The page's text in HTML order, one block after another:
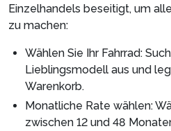
Einzelhandels beseitigt, um
zu machen:
Wählen Sie Ihr Fahrrad:
Lieblingsmodell aus und
Warenkorb.
Monatliche Rate wählen:
zwischen 12 und 48